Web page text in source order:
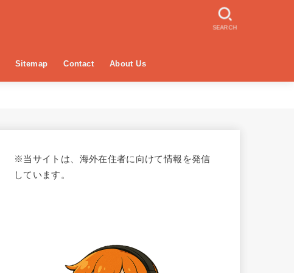
Sitemap Contact About Us
SEARCH
※当サイトは、海外在住者に向けて情報を発信
しています。